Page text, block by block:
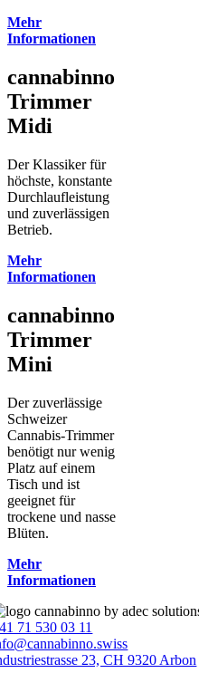
Mehr
Informationen
cannabinno
Trimmer
Midi
Der Klassiker für
höchste, konstante
Durchlaufleistung
und zuverlässigen
Betrieb.
Mehr
Informationen
cannabinno
Trimmer
Mini
Der zuverlässige
Schweizer
Cannabis-Trimmer
benötigt nur wenig
Platz auf einem
Tisch und ist
geeignet für
trockene und nasse
Blüten.
Mehr
Informationen
71 530 03 11
23, CH 9320 Arbon